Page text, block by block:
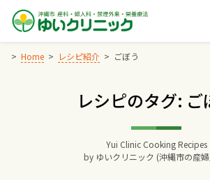
Skip
content
Home レシピ紹介 ごぼう
レシピのタグ: ご
Yui Clinic Cooking Recipes
by ゆいクリニック (沖縄市の産
Home
交通アクセス